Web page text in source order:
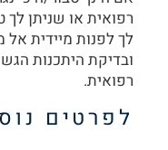
רפואית או שניתן לך
לך לפנות מיידית
ובדיקת היתכנות
רפואית.
לפרטים